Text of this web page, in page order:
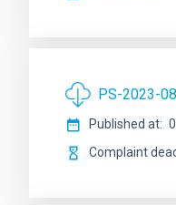
PS-2023-
Published at
Complaint